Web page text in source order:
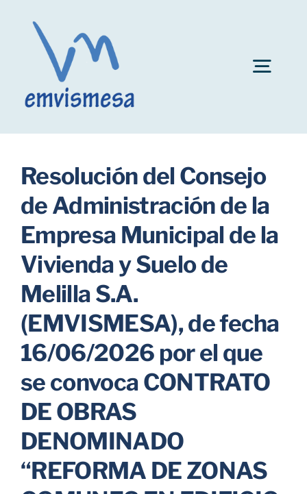
content
Ayuda al alquiler
Fianzas de inmuebles
Bonificaciones
Parkings
Promociones
Resolución del Consejo
de Administración de la
Empresa Municipal de la
Vivienda y Suelo de
Melilla S.A.
(EMVISMESA), de fecha
16/06/2026 por el que
se convoca CONTRATO
DE OBRAS
DENOMINADO
“REFORMA DE ZONAS